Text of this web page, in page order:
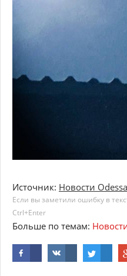
Источник: Новости
Если вы заметили ошибку в
Ctrl+Enter
Больше по темам: